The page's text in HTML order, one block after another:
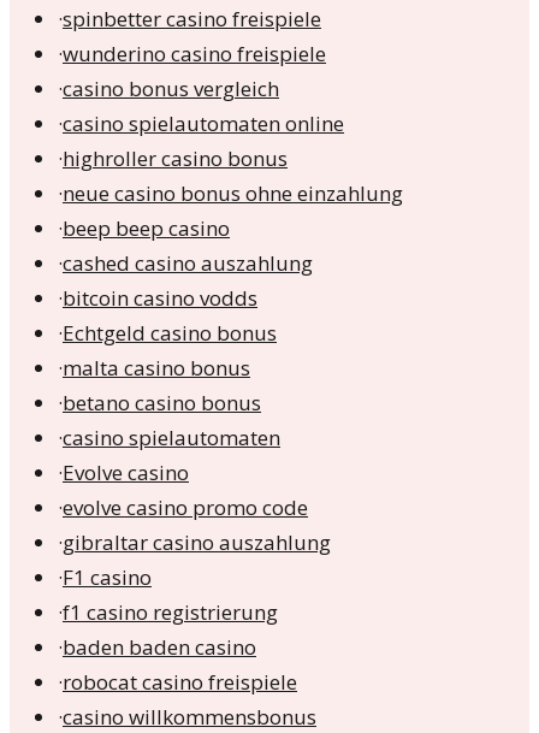
·spinbetter casino freispiele
·wunderino casino freispiele
·casino bonus vergleich
·casino spielautomaten online
·highroller casino bonus
·neue casino bonus ohne einzahlung
·beep beep casino
·cashed casino auszahlung
·bitcoin casino vodds
·Echtgeld casino bonus
·malta casino bonus
·betano casino bonus
·casino spielautomaten
·Evolve casino
·evolve casino promo code
·gibraltar casino auszahlung
·F1 casino
·f1 casino registrierung
·baden baden casino
·robocat casino freispiele
·casino willkommensbonus